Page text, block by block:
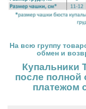
На всю группу
обмен и
Купальники
после полной
платежом